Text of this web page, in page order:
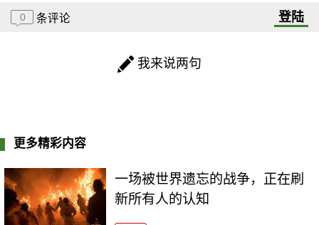
0 条评论 登陆
我来说两句
更多精彩内容
一场被世界遗忘的战争，正在刷
新所有人的认知